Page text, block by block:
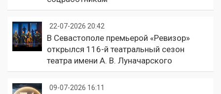
22-07-2026 20:42
В Севастополе премьерой «Ревизор»
открылся 116-й театральный сезон
театра имени А. В. Луначарского
09-07-2026 16:11